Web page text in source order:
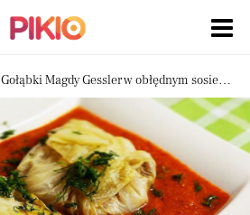
Gołąbki Magdy Gessler w obłędnym sosie. Oto prosty przepis na spektakularny obiad, niebo w gębie